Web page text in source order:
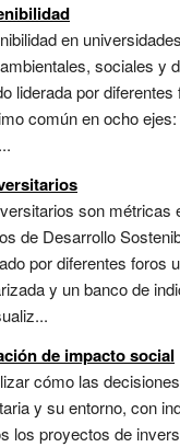
en
sociales y
liderada por
común en ocho
son
de Desarrollo
por diferentes
y un banco de
de impacto social
cómo las
y su entorno, con
los proyectos de